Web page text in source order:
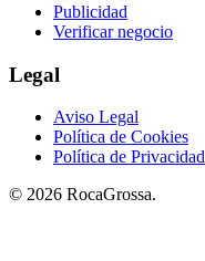
Publicidad
Verificar negocio
Legal
Aviso Legal
Política de Cookies
Política de Privacidad
© 2026 RocaGrossa.